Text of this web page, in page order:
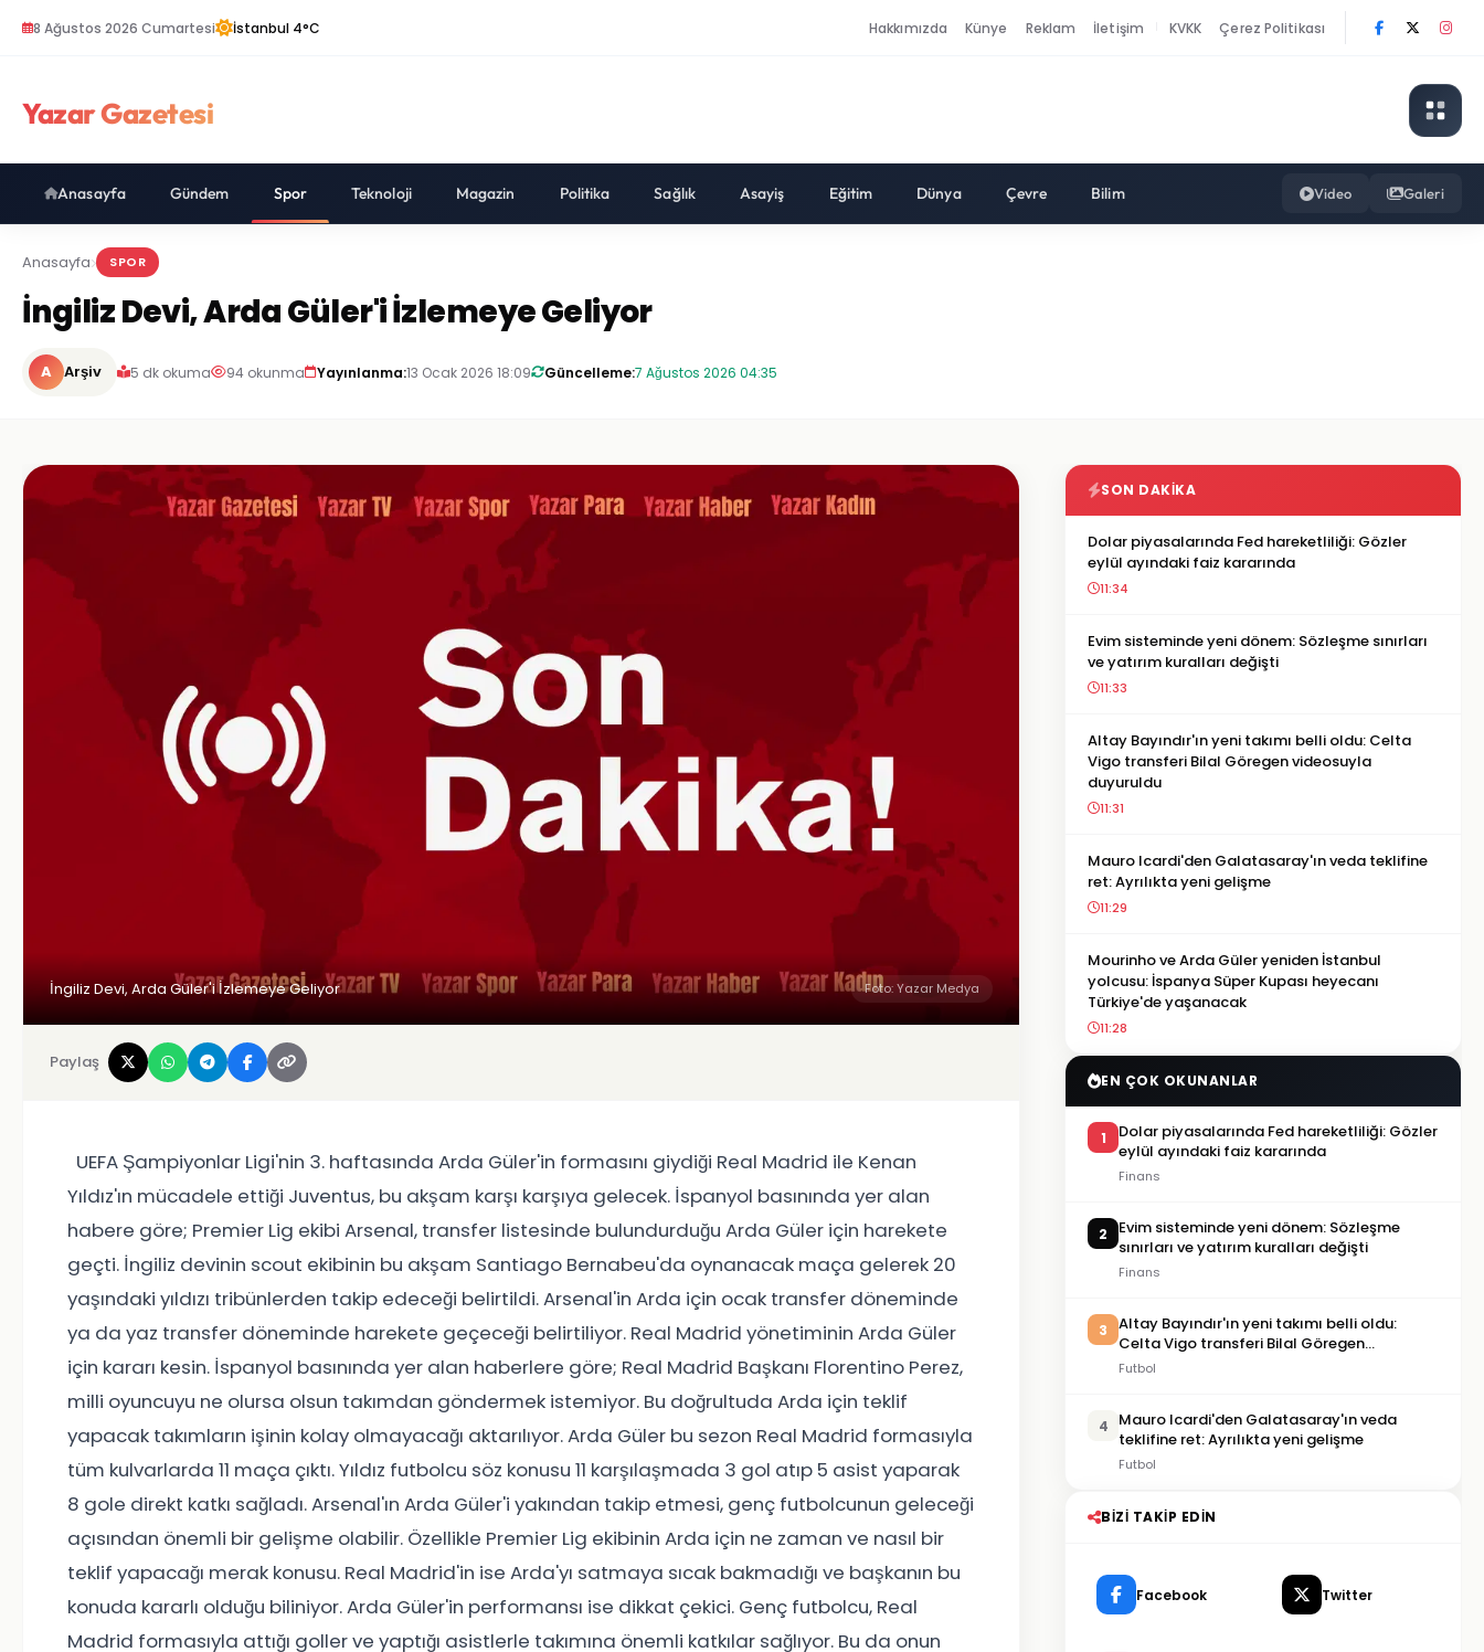
8 Ağustos 2026 Cumartesi İstanbul 4°C Hakkımızda Künye Reklam İletişim KVKK Çerez Politikası
Yazar Gazetesi
Anasayfa Gündem Spor Teknoloji Magazin Politika Sağlık Asayiş Eğitim Dünya Çevre Bilim Video Galeri
Anasayfa SPOR
İngiliz Devi, Arda Güler'i İzlemeye Geliyor
A Arşiv 5 dk okuma 94 okunma Yayınlanma:13 Ocak 2026 18:09 Güncelleme:7 Ağustos 2026 04:35
İngiliz Devi, Arda Güler'i İzlemeye Geliyor Foto: Yazar Medya
Paylaş
UEFA Şampiyonlar Ligi'nin 3. haftasında Arda Güler'in formasını giydiği Real Madrid ile Kenan
Yıldız'ın mücadele ettiği Juventus, bu akşam karşı karşıya gelecek. İspanyol basınında yer alan
habere göre; Premier Lig ekibi Arsenal, transfer listesinde bulundurduğu Arda Güler için harekete
geçti. İngiliz devinin scout ekibinin bu akşam Santiago Bernabeu'da oynanacak maça gelerek 20
yaşındaki yıldızı tribünlerden takip edeceği belirtildi. Arsenal'in Arda için ocak transfer döneminde
ya da yaz transfer döneminde harekete geçeceği belirtiliyor. Real Madrid yönetiminin Arda Güler
için kararı kesin. İspanyol basınında yer alan haberlere göre; Real Madrid Başkanı Florentino Perez,
milli oyuncuyu ne olursa olsun takımdan göndermek istemiyor. Bu doğrultuda Arda için teklif
yapacak takımların işinin kolay olmayacağı aktarılıyor. Arda Güler bu sezon Real Madrid formasıyla
tüm kulvarlarda 11 maça çıktı. Yıldız futbolcu söz konusu 11 karşılaşmada 3 gol atıp 5 asist yaparak
8 gole direkt katkı sağladı. Arsenal'ın Arda Güler'i yakından takip etmesi, genç futbolcunun geleceği
açısından önemli bir gelişme olabilir. Özellikle Premier Lig ekibinin Arda için ne zaman ve nasıl bir
teklif yapacağı merak konusu. Real Madrid'in ise Arda'yı satmaya sıcak bakmadığı ve başkanın bu
konuda kararlı olduğu biliniyor. Arda Güler'in performansı ise dikkat çekici. Genç futbolcu, Real
Madrid formasıyla attığı goller ve yaptığı asistlerle takımına önemli katkılar sağlıyor. Bu da onun
SON DAKIKA
Dolar piyasalarında Fed hareketliliği: Gözler
eylül ayındaki faiz kararında
11:34
Evim sisteminde yeni dönem: Sözleşme sınırları
ve yatırım kuralları değişti
11:33
Altay Bayındır'ın yeni takımı belli oldu: Celta
Vigo transferi Bilal Göregen videosuyla
duyuruldu
11:31
Mauro Icardi'den Galatasaray'ın veda teklifine
ret: Ayrılıkta yeni gelişme
11:29
Mourinho ve Arda Güler yeniden İstanbul
yolcusu: İspanya Süper Kupası heyecanı
Türkiye'de yaşanacak
11:28
EN ÇOK OKUNANLAR
1
Dolar piyasalarında Fed hareketliliği: Gözler
eylül ayındaki faiz kararında
Finans
2
Evim sisteminde yeni dönem: Sözleşme
sınırları ve yatırım kuralları değişti
Finans
3
Altay Bayındır'ın yeni takımı belli oldu:
Celta Vigo transferi Bilal Göregen
videosuyla duyuruldu
Futbol
4
Mauro Icardi'den Galatasaray'ın veda
teklifine ret: Ayrılıkta yeni gelişme
Futbol
BIZI TAKIP EDIN
Facebook Twitter